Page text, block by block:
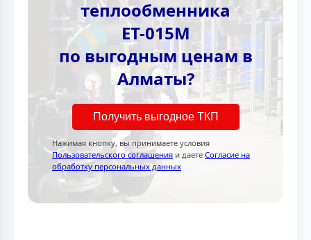
теплообменника
ЕТ-015M
по выгодным ценам в
Алматы?
Получить выгодное ТКП
Нажимая кнопку, вы принимаете условия
Пользовательского соглашения и даете Согласие на
обработку персональных данных